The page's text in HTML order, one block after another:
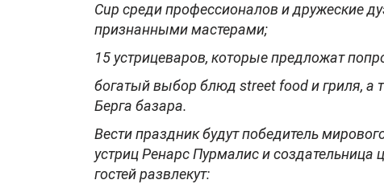
Cup среди профессионалов и дружеские
признанными мастерами;
15 устрицеваров, которые предложат
богатый выбор блюд street food и гриля, а
Берга базара.
Вести праздник будут победитель
устриц Ренарс Пурмалис и создательница
гостей развлекут: